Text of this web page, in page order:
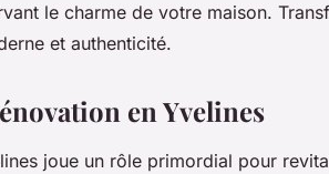
le charme de votre maison.
et authenticité.
en Yvelines
joue un rôle primordial pour